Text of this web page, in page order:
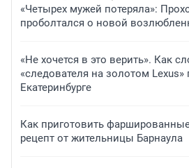
«Четырех мужей потеряла»:
проболтался о новой
«Не хочется в это верить». Как
«следователя на золотом
Екатеринбурге
Как приготовить
рецепт от жительницы Барнаула